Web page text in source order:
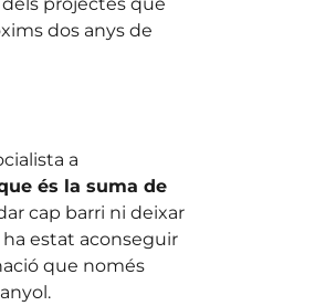
dos anys de
a
és la suma de
cap barri ni deixar
estat aconseguir
que només